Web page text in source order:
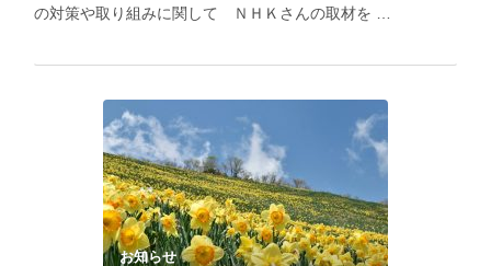
の対策や取り組みに関して ＮＨＫさんの取材を …
お知らせ